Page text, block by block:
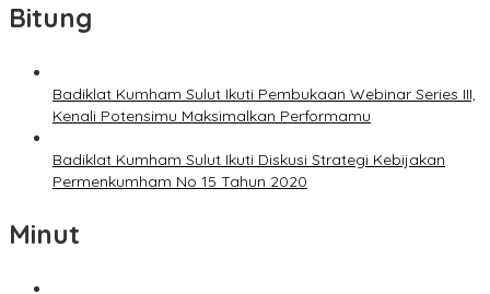
Bitung
Badiklat Kumham Sulut Ikuti Pembukaan Webinar Series III,
Kenali Potensimu Maksimalkan Performamu
Badiklat Kumham Sulut Ikuti Diskusi Strategi Kebijakan
Permenkumham No 15 Tahun 2020
Minut